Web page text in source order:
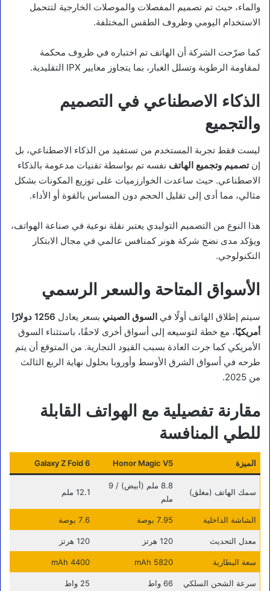
والماء، حيث تم تصميم المفصلات والموصلات الخارجية لتتحمل
الاستخدام اليومي وظروف الطقس المختلفة.
كما صرّحت الشركة أن الهاتف تم اختباره في ظروف محكمة
لمقاومة الرطوبة وتسلل الغبار، بما يتجاوز معايير IPX التقليدية.
الذكاء الاصطناعي في التصميم
والتجميع
ليست فقط تجربة المستخدم من تستفيد من الذكاء الاصطناعي، بل
إنتصميم وتجميع الهاتف نفسه تم بواسطة تقنيات مدعومة بالذكاء
الاصطناعي. حيث ساعدت الخوارزميات على توزيع المكونات بشكل
مثالي، مما أدى إلى تقليل الحجم دون المساس بالقوة أو الأداء.
هذا النوع من التصميم التوليدي يعتبر نقلة نوعية في صناعة الهواتف،
ويؤكد مدى نضج شركة هونر كمنافس عالمي في مجال الابتكار
التكنولوجي.
الأسواق المتاحة والسعر الرسمي
سيتم إطلاق الهاتف أولًا في السوق الصيني بسعر يعادل
1256 دولارًا
أمريكيًا، مع خطة لتوسيعه إلى أسواق أخرى لاحقًا، باستثناء السوق
الأمريكي كما جرت العادة بسبب القيود التجارية. من المتوقع أن يتم
طرحه في أسواق الشرق الأوسط وأوروبا بحلول نهاية الربع الثالث
من 2025.
مقارنة تفصيلية مع الهواتف القابلة
للطي المنافسة
الميزة Honor Magic V5
Galaxy Z Fold 6
سمك الهاتف (مغلق)
8.8 ملم (أبيض) / 9
ملم
12.1 ملم
الشاشة الداخلية 7.95 بوصة 7.6 بوصة
معدل التحديث 120 هرتز 120 هرتز
سعة البطارية 5820 mAh
4400 mAh
سرعة الشحن السلكي 66 واط 25 واط